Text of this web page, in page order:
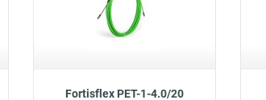
Fortisflex PET-1-4.0/20